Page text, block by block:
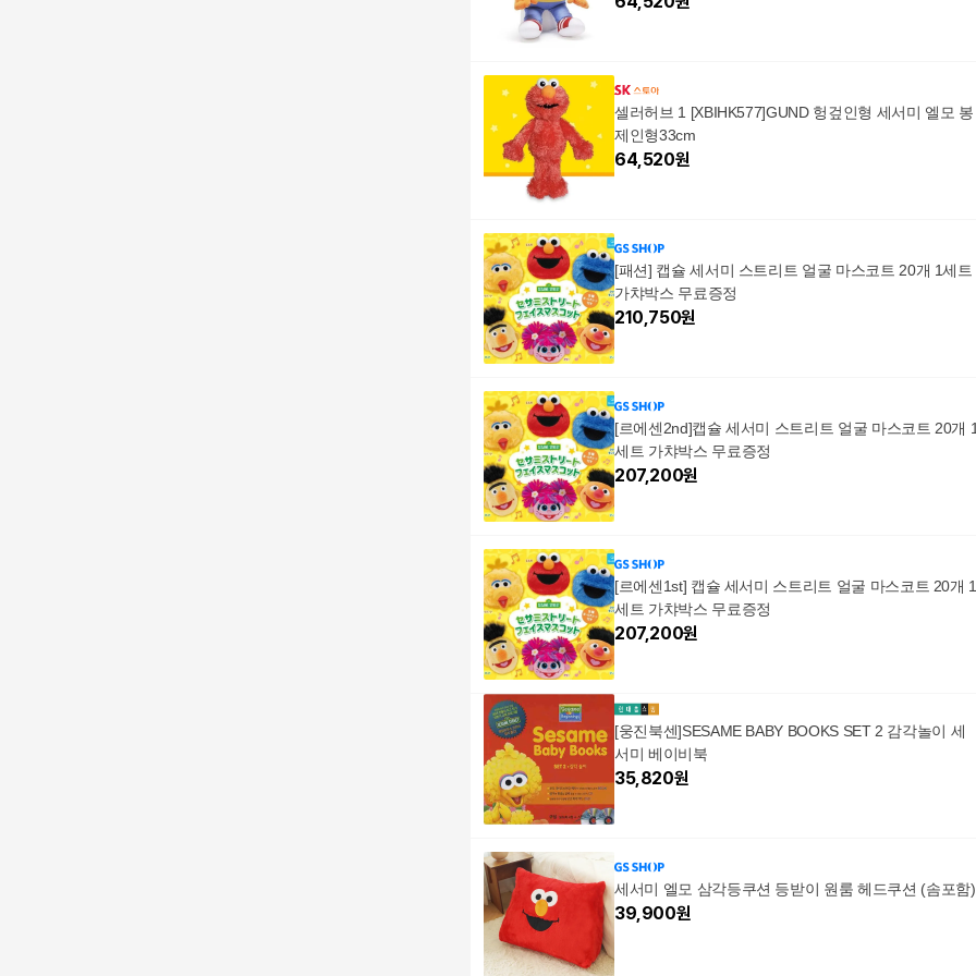
셀러허브 1 [XBIHK577]GUND 헝겊인형 세서미 엘모 봉
제인형33cm
64,520원
[패션] 캡슐 세서미 스트리트 얼굴 마스코트 20개 1세트
가챠박스 무료증정
210,750원
[르에센2nd]캡슐 세서미 스트리트 얼굴 마스코트 20개
세트 가챠박스 무료증정
207,200원
[르에센1st] 캡슐 세서미 스트리트 얼굴 마스코트 20개
세트 가챠박스 무료증정
207,200원
[웅진북센]SESAME BABY BOOKS SET 2 감각놀이 세
서미 베이비북
35,820원
세서미 엘모 삼각등쿠션 등받이 원룸 헤드쿠션 (솜포함)
39,900원